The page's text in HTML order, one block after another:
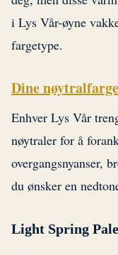
i Lys Vår-øyne
fargetype.
Dine
Enhver Lys Vår
nøytraler for å
overgangsnyanser,
du ønsker en
Light Spring